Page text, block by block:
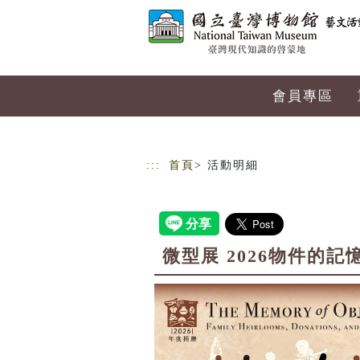
會員專區
::: 首頁 > 活動明細
微型展 2026物件的記